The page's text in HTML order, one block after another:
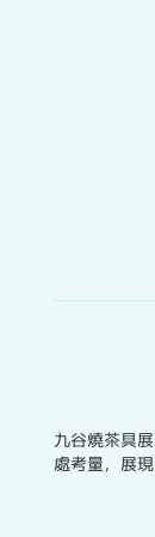
九谷燒茶具
處考量，展